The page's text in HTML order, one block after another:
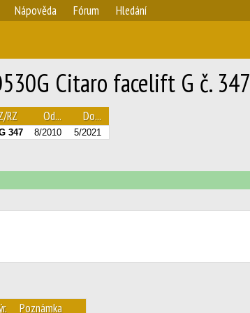
Nápověda Fórum Hledání
Citaro facelift G č. 347
RZ Od... Do...
347 8/2010 5/2021
Poznámka